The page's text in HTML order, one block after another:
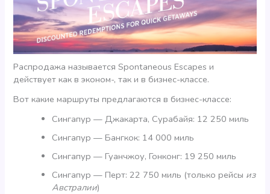
Распродажа называется Spontaneous Escapes и
действует как в эконом-, так и в бизнес-классе.
Вот какие маршруты предлагаются в бизнес-классе:
Сингапур — Джакарта, Сурабайя: 12 250 миль
Сингапур — Бангкок: 14 000 миль
Сингапур — Гуанчжоу, Гонконг: 19 250 миль
Сингапур — Перт: 22 750 миль (только рейсы из
Австралии)